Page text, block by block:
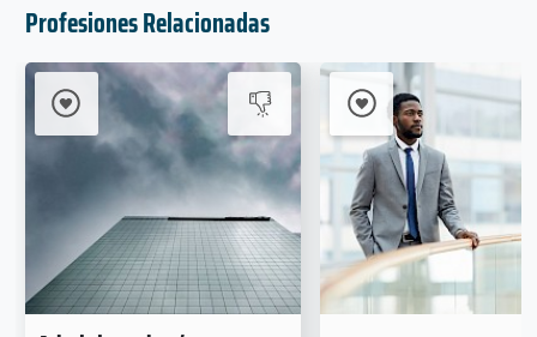
Profesiones Relacionadas